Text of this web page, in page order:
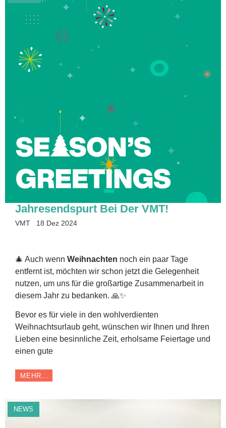
Jahresendspurt Bei Der VMT!
VMT 18 Dez 2024
🎄 Auch wenn Weihnachten noch ein paar Tage
entfernt ist, möchten wir schon jetzt die Gelegenheit
nutzen, um uns für die großartige Zusammenarbeit in
diesem Jahr zu bedanken. 🙏✨
Bevor es für viele in den wohlverdienten
Weihnachtsurlaub geht, wünschen wir Ihnen und Ihren
Lieben eine besinnliche Zeit, erholsame Feiertage und
einen gute
MEHR...
NEWS